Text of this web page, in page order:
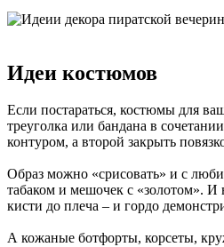
Идеи костюмов
Если постараться, костюмы для
треуголка или бандана в
контуром, а второй закрыть
Образ можно «срисовать» и с
табаком и мешочек с «золотом».
кисти до плеча – и гордо
А кожаные ботфорты, корсеты,